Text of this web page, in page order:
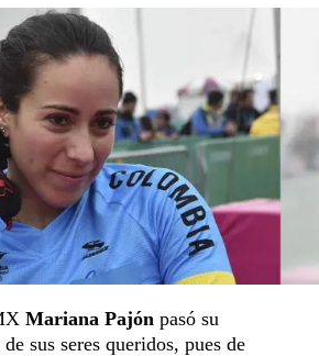
Mariana Pajón pasó su
sus seres queridos, pues de